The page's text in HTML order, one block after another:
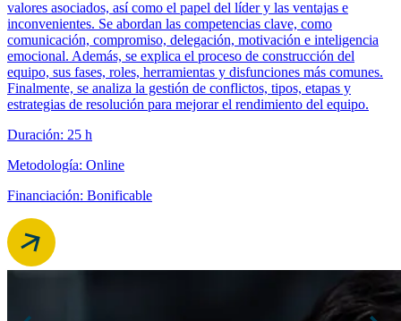
valores asociados, así como el papel del líder y las ventajas e
inconvenientes. Se abordan las competencias clave, como
comunicación, compromiso, delegación, motivación e inteligencia
emocional. Además, se explica el proceso de construcción del
equipo, sus fases, roles, herramientas y disfunciones más comunes.
Finalmente, se analiza la gestión de conflictos, tipos, etapas y
estrategias de resolución para mejorar el rendimiento del equipo.
Duración: 25 h
Metodología: Online
Financiación: Bonificable